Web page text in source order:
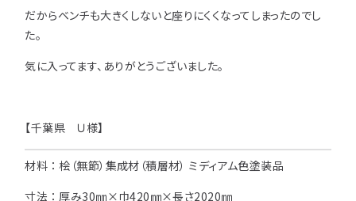
取扱木材と選び方
集成材（積層材）
化粧貼り
平面加工
表面仕上 塗装
ご利用ガイド
初めての方へ
変更・キャンセル・返品・交換について
施工・制作事例TOP
棚・収納・ラック カウンター・天板
お客様の声
会社情報
だからベンチも大きくしないと座りにくくなってしまったのでし
た。
気に入ってます、ありがとうございました。
【千葉県 Ｕ様】
材料 ： 桧（無節）集成材（積層材） ミディアム色塗装品
寸法 ： 厚み30㎜×巾420㎜×長さ2020㎜